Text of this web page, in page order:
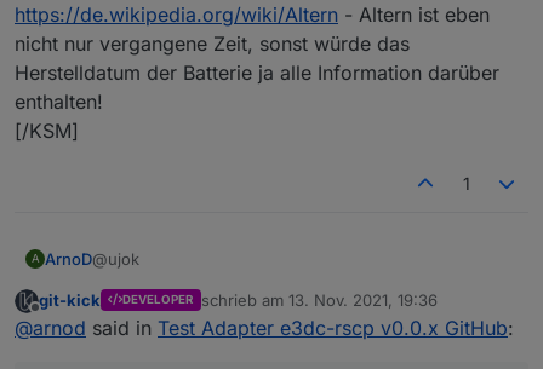
https://de.wikipedia.org/wiki/Altern - Altern ist eben
nicht nur vergangene Zeit, sonst würde das
Herstelldatum der Batterie ja alle Information darüber
enthalten!
[/KSM]
1
A ArnoD@ujok
Ich versuche es mal so zu erklären wie ich es
zumindest verstanden habe.
Offline
git-kick DEVELOPER schrieb am 13. Nov. 2021, 19:36
zuletzt editiert von
@arnod said in Test Adapter e3dc-rscp v0.0.x GitHub: